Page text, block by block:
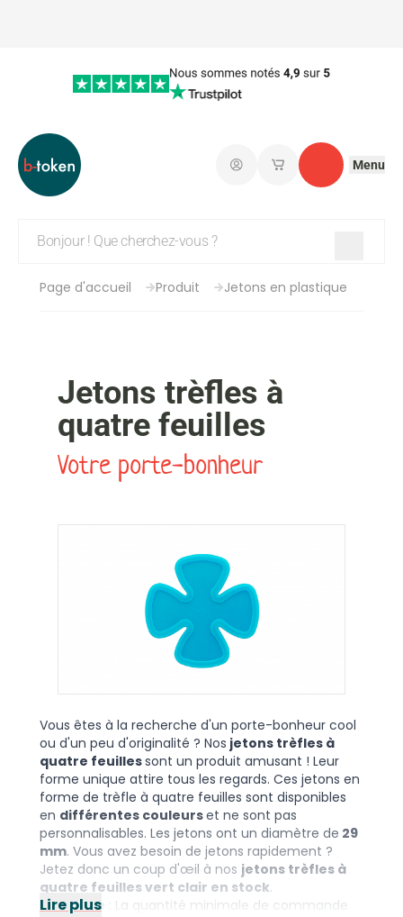
Connectez-vous
Mes paniers
Contact
Menu
Page d'accueil Produit Jetons en plastique
Jetons trèfles à
quatre feuilles
Votre porte-bonheur
Vous êtes à la recherche d'un porte-bonheur cool
ou d'un peu d'originalité ? Nos jetons trèfles à
quatre feuillessont un produit amusant ! Leur
forme unique attire tous les regards. Ces jetons en
forme de trèfle à quatre feuilles sont disponibles
en différentes couleurset ne sont pas
personnalisables. Les jetons ont un diamètre de 29
mm. Vous avez besoin de jetons rapidement ?
Jetez donc un coup d'œil à nos jetons trèfles à
quatre feuilles vert clair en stock.
Remarque : La quantité minimale de commande
Lire plus